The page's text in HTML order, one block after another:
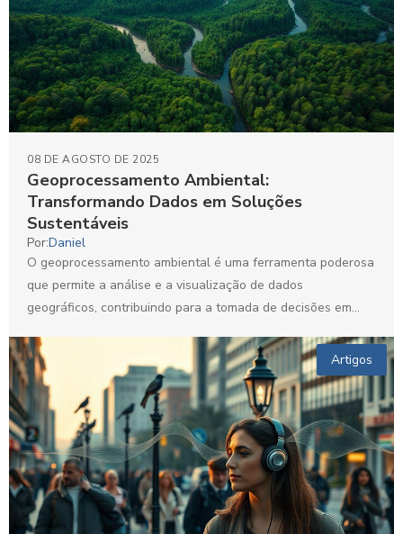
Geoprocessamento Ambiental:
Transformando Dados em Soluções
Sustentáveis
08 DE AGOSTO DE 2025
Por:Daniel
O geoprocessamento ambiental é uma ferramenta poderosa
que permite a análise e a visualização de dados
geográficos, contribuindo para a tomada de decisões em
Artigos